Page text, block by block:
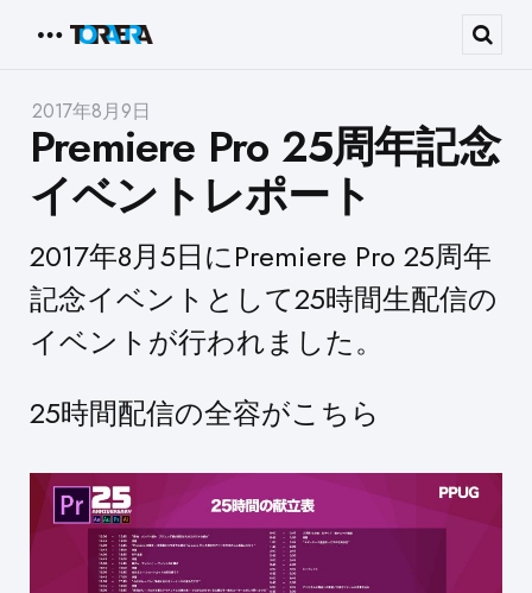
2017年8月9日
Premiere Pro 25周年記念
イベントレポート
2017年8月5日にPremiere Pro 25周年
記念イベントとして25時間生配信の
イベントが行われました。
25時間配信の全容がこちら